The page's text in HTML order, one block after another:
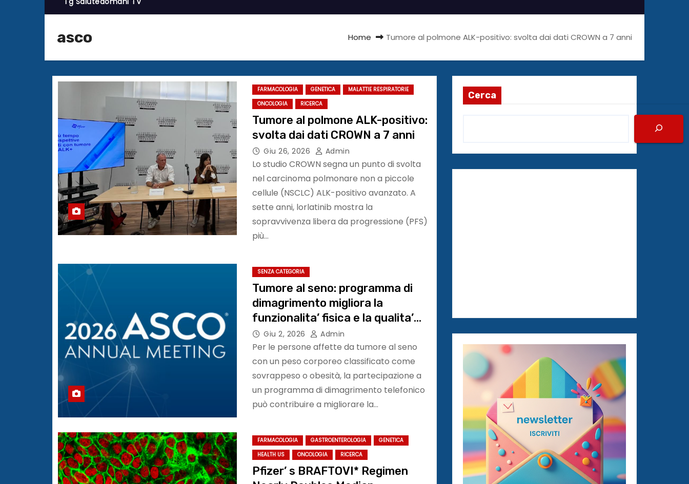
asco Home Tumore al polmone ALK-positivo: svolta dai dati CROWN a 7 anni
FARMACOLOGIA GENETICA
MALATTIE RESPIRATORIE
ONCOLOGIA
RICERCA
Tumore al polmone ALK-positivo:
svolta dai dati CROWN a 7 anni
Giu 26, 2026 Admin
Lo studio CROWN segna un punto di svolta
nel carcinoma polmonare non a piccole
cellule (NSCLC) ALK-positivo avanzato. A
sette anni, lorlatinib mostra la
sopravvivenza libera da progressione (PFS)
più…
SENZA CATEGORIA
Tumore al seno: programma di
dimagrimento migliora la
funzionalita’ fisica e la qualita’
della vita #ASCO26
Giu 2, 2026 Admin
Per le persone affette da tumore al seno
con un peso corporeo classificato come
sovrappeso o obesità, la partecipazione a
un programma di dimagrimento telefonico
può contribuire a migliorare la…
FARMACOLOGIA GASTROENTEROLOGIA
GENETICA
HEALTH US
ONCOLOGIA RICERCA
Pfizer’ s BRAFTOVI* Regimen
Cerca